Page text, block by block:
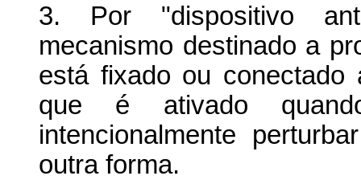
3. Por "dispositivo
mecanismo destinado a
está fixado ou
que é ativado
intencionalmente
outra forma.